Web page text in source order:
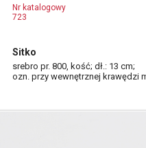
Nr katalogowy
723
Sitko
srebro pr. 800, kość; dł.: 13 cm;
ozn. przy wewnętrznej krawędzi